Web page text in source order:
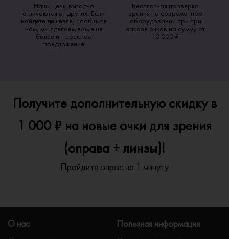
Наши цены выгодно
отличаются от других. Если
найдете дешевле, сообщите
нам, мы сделаем вам еще
более интересное
предложение
Бесплатная проверка
зрения на современном
оборудовании при при
заказе очков на сумму от
10 000 ₽
Получите дополнительную скидку в
1 000 ₽ на новые очки для зрения
(оправа + линзы)!
Пройдите опрос на 1 минуту
О нас
Полезная информация